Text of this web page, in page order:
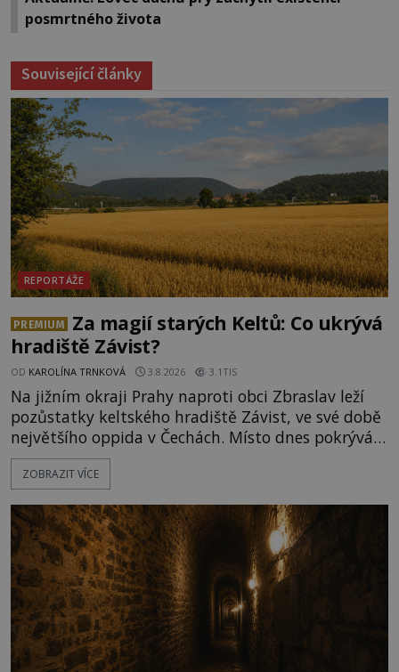
posmrtného života
Související články
REPORTÁŽE
PREMIUM
Za magií starých Keltů: Co ukrývá
hradiště Závist?
OD KAROLÍNA TRNKOVÁ 3.8.2026 3.1TIS
Na jižním okraji Prahy naproti obci Zbraslav leží
pozůstatky keltského hradiště Závist, ve své době
největšího oppida v Čechách. Místo dnes pokrývá
les, zbytky po kdysi monumentálním hradišti jsou
ale v terénu patrné stále. Co dalšího tu po Keltech
vrch Hr
ZOBRAZIT VÍCE